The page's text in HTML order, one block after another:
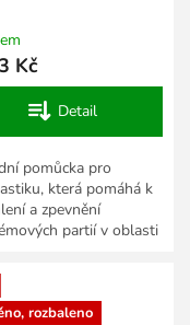
Kč
Detail
pomůcka pro
která pomáhá k
a zpevnění
partií v oblasti
rozbaleno